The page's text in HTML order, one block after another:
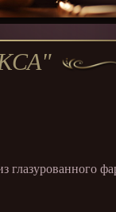
глазурованного